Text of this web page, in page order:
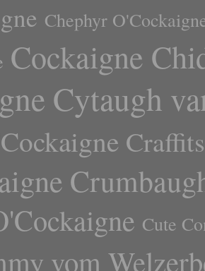
Chephyr
Cockaigne
Cytaugh
Cute
vom